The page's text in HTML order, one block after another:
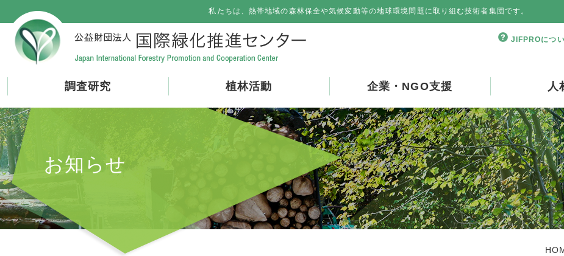
私たちは、熱帯地域の森林保全や気候変動等の地球環境問題に取り組む技術者集団です。
JIFPROにつ
調査研究 植林活動 企業・NGO支援 人
お知らせ